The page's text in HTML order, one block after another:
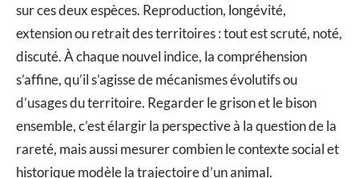
sur ces deux espèces. Reproduction, longévité,
extension ou retrait des territoires : tout est scruté, noté,
discuté. À chaque nouvel indice, la compréhension
s’affine, qu’il s’agisse de mécanismes évolutifs ou
d’usages du territoire. Regarder le grison et le bison
ensemble, c’est élargir la perspective à la question de la
rareté, mais aussi mesurer combien le contexte social et
historique modèle la trajectoire d’un animal.